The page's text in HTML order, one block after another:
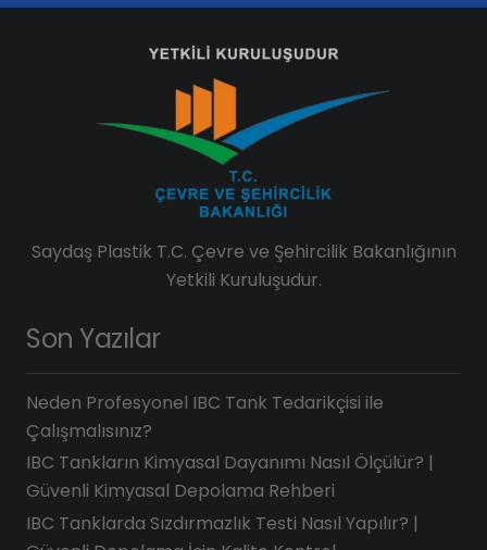
Saydaş Plastik T.C. Çevre ve Şehircilik Bakanlığının
Yetkili Kuruluşudur.
Son Yazılar
Neden Profesyonel IBC Tank Tedarikçisi ile
Çalışmalısınız?
IBC Tankların Kimyasal Dayanımı Nasıl Ölçülür? |
Güvenli Kimyasal Depolama Rehberi
IBC Tanklarda Sızdırmazlık Testi Nasıl Yapılır? |